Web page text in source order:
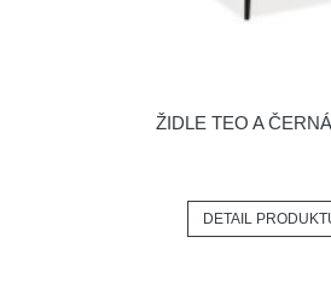
ŽIDLE TEO A
DETAIL